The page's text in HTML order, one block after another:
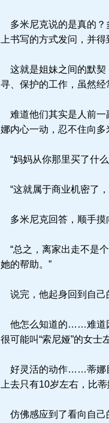
多米尼克说的是真的？
上书写的方式发问，并
这就是姐妹之间的默契
寻、保护的工作，虽然经
难道他们其实是人前一
娜内心一动，忍不住向多
“妈妈从你那里买了什么
“这就属于商业机密了
多米尼克回答，顺手摸
“总之，离家出走不是
她的帮助。”
说完，他起身回到自己
他怎么知道的……难道
很可能叫“索尼娅”的女士
好灵活的动作……蒂娜
上去只有10岁左右，比
仿佛感应到了看向自己